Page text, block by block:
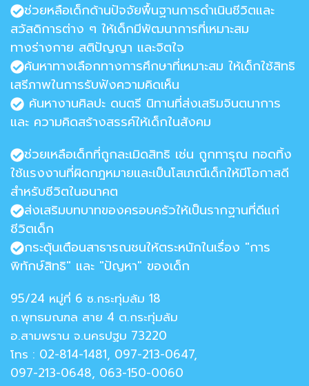
ช่วยหลือเด็กด้านปัจจัยพื้นฐานการดำเนินชีวิตและ
สวัสดิการต่าง ๆ ให้เด็กมีพัฒนาการที่เหมาะสม
ทางร่างกาย สติปัญญา และจิตใจ
ค้นหาทางเลือกทางการศึกษาที่เหมาะสม ให้เด็กใช้สิทธิ
เสรีภาพในการรับฟังความคิดเห็น
ค้นหางานศิลปะ ดนตรี นิทานที่ส่งเสริมจินตนาการ
และ ความคิดสร้างสรรค์ให้เด็กในสังคม
ช่วยเหลือเด็กที่ถูกละเมิดสิทธิ เช่น ถูกทารุณ ทอดทิ้ง
ใช้แรงงานที่ผิดกฎหมายและเป็นโสเภณีเด็กให้มีโอกาสดี
สำหรับชีวิตในอนาคต
ส่งเสริมบทบาทของครอบครัวให้เป็นรากฐานที่ดีแก่
ชีวิตเด็ก
กระตุ้นเตือนสาธารณชนให้ตระหนักในเรื่อง "การ
พิทักษ์สิทธิ" และ "ปัญหา" ของเด็ก
95/24 หมู่ที่ 6 ซ.กระทุ่มล้ม 18
ถ.พุทธมณฑล สาย 4 ต.กระทุ่มล้ม
อ.สามพราน จ.นครปฐม 73220
โทร : 02-814-1481, 097-213-0647,
097-213-0648, 063-150-0060